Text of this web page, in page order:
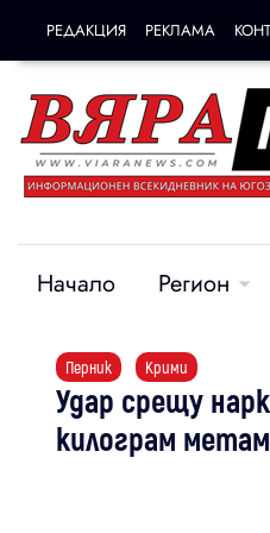
РЕДАКЦИЯ РЕКЛАМА
Начало Регион
Перник Крими
Удар срещу
килограм